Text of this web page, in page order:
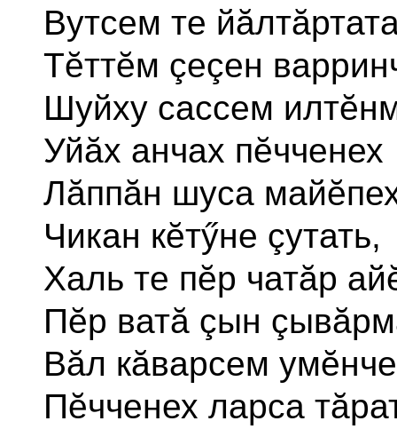
Вутсем те
Тĕттĕм çеçен
Шуйху сассем
Уйăх анчах пĕчченех
Лăппăн шуса
Чикан кĕтӳне çутать,
Халь те пĕр чатăр
Пĕр ватă çын
Вăл кăварсем умĕнче
Пĕчченех ларса